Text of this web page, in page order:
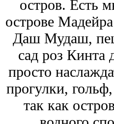
остров. Есть
острове
Даш Мудаш,
сад роз Кинта
просто
прогулки,
так как